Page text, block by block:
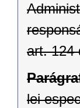
art. 124
lei